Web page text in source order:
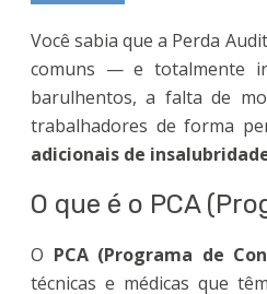
Você sabia que a Perda
comuns — e totalmente
barulhentos, a falta de
trabalhadores de forma
adicionais de
O que é o PCA
O PCA (Programa de
técnicas e médicas que